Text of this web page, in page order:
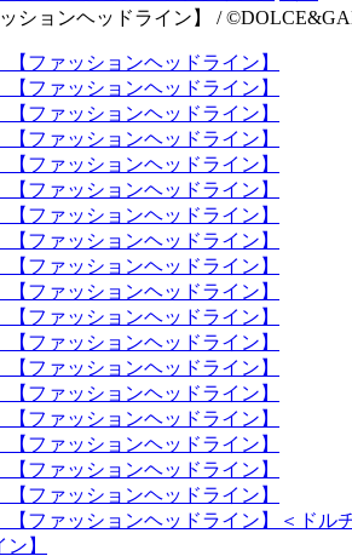
ションヘッドライン】 /